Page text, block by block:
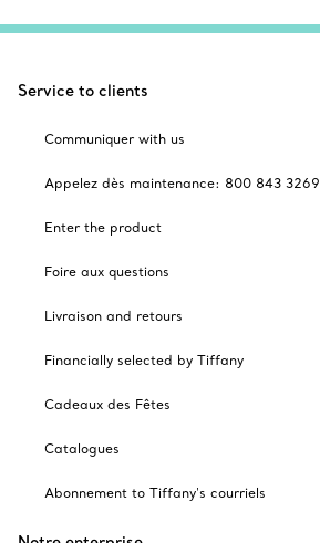
Service to clients
Communiquer with us
Appelez dès maintenance: 800 843 3269
Enter the product
Foire aux questions
Livraison and retours
Financially selected by Tiffany
Cadeaux des Fêtes
Catalogues
Abonnement to Tiffany's courriels